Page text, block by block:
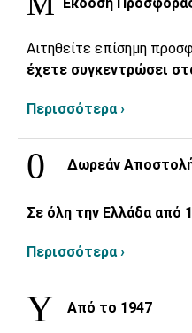
Αιτηθείτε επίσημη
έχετε συγκεντρώσει
Περισσότερα ›
Δωρεάν
Σε όλη την Ελλάδα από
Περισσότερα ›
Από το 1947